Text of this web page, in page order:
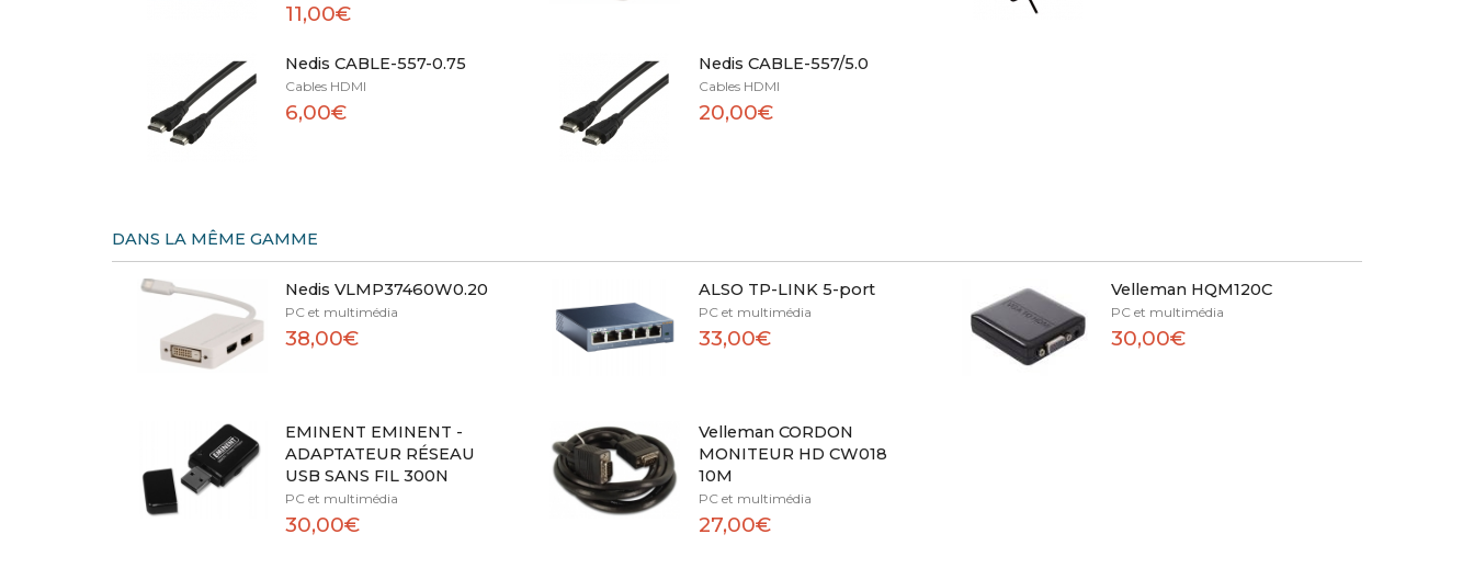
11,00€
Nedis CABLE-557-0.75
Cables HDMI
6,00€
Nedis CABLE-557/5.0
Cables HDMI
20,00€
DANS LA MÊME GAMME
Nedis VLMP37460W0.20
PC et multimédia
38,00€
ALSO TP-LINK 5-port
PC et multimédia
33,00€
Velleman HQM120C
PC et multimédia
30,00€
EMINENT EMINENT -
ADAPTATEUR RÉSEAU
USB SANS FIL 300N
PC et multimédia
30,00€
Velleman CORDON
MONITEUR HD CW018
10M
PC et multimédia
27,00€